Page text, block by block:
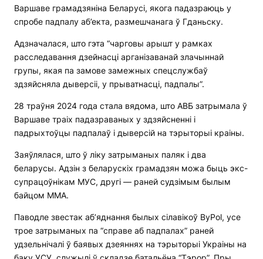
Варшаве грамадзяніна Беларусі, якога падазраюць у
спробе падпалу аб’екта, размешчанага ў Гданьску.
Адзначалася, што гэта “чарговы арышт у рамках
расследавання дзейнасці арганізаванай злачыннай
групы, якая па замове замежных спецслужбаў
здзяйсняла дыверсіі, у прыватнасці, падпалы”.
28 траўня 2024 года стала вядома, што АВБ затрымала ў
Варшаве траіх падазраваных у здзяйсненні і
падрыхтоўцы падпалаў і дыверсій на тэрыторыі краіны.
Заяўлялася, што ў ліку затрыманых паляк і два
беларусы. Адзін з беларускіх грамадзян можа быць экс-
супрацоўнікам МУС, другі — раней судзімым былым
байцом ММА.
Паводле звестак аб’яднання былых сілавікоў ByPol, усе
трое затрыманых па “справе аб падпалах” раней
удзельнічалі ў баявых дзеяннях на тэрыторыі Украіны на